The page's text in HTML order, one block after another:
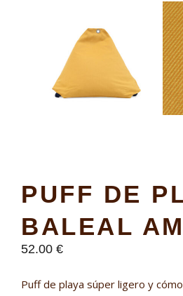
PUFF DE
BALEAL
52.00 €
Puff de playa súper ligero y